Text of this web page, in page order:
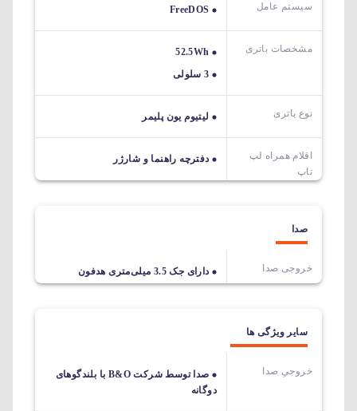
سیستم عامل FreeDOS
مشخصات باتری
52.5Wh
3 سلولی
نوع باتری لیتیوم یون پلیمر
اقلام همراه لپ
تاپ
دفترچه راهنما و شارژر
صدا
خروجی صدا دارای جک 3.5 میلی‌متری هدفون
سایر ویژگی ها
خروجیِ صدا
صدا توسط شرکت B&O با بلندگوهای
دوگانه